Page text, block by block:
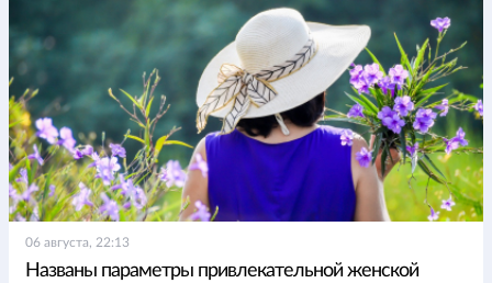
06 августа, 22:13
Названы параметры привлекательной женской